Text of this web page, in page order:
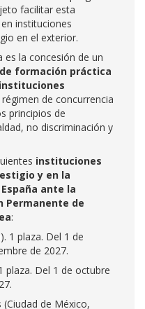
facilitar esta
instituciones
en el exterior.
la concesión de un
de formación práctica
de concurrencia
principios de
no discriminación y
instituciones
y en la
ante la
Permanente de
:
1 plaza. Del 1 de
de 2027.
plaza. Del 1 de octubre
de México,